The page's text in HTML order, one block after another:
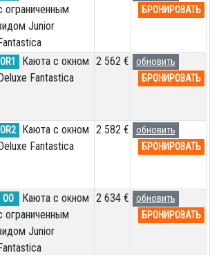
ограниченным
Junior
БРОНИРОВАТЬ
OR1
Каюта с окном
Fantastica
2 562 €
обновить
БРОНИРОВАТЬ
OR2
Каюта с окном
Fantastica
2 582 €
обновить
БРОНИРОВАТЬ
OO
Каюта с окном
ограниченным
Junior
2 634 €
обновить
БРОНИРОВАТЬ